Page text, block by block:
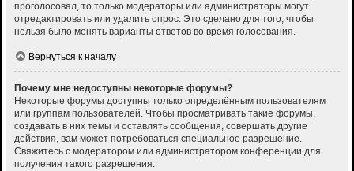
проголосовал, то только модераторы или администраторы могут
отредактировать или удалить опрос. Это сделано для того, чтобы
нельзя было менять варианты ответов во время голосования.
Вернуться к началу
Почему мне недоступны некоторые форумы?
Некоторые форумы доступны только определённым пользователям
или группам пользователей. Чтобы просматривать такие форумы,
создавать в них темы и оставлять сообщения, совершать другие
действия, вам может потребоваться специальное разрешение.
Свяжитесь с модератором или администратором конференции для
получения такого разрешения.